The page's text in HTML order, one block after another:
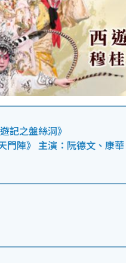
記之盤絲洞》
門陣》 主演：阮德文、康